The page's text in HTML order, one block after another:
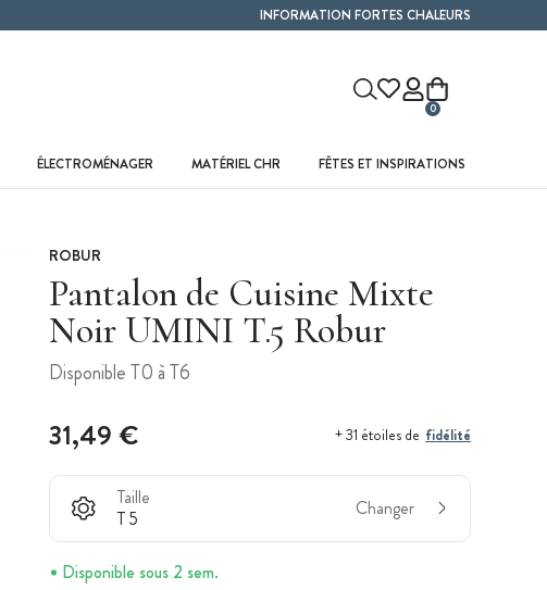
INFORMATION FORTES CHALEURS
0
ÉLECTROMÉNAGER MATÉRIEL CHR FÊTES ET INSPIRATIONS
ROBUR
Pantalon de Cuisine Mixte
Noir UMINI T.5 Robur
Disponible T0 à T6
31,49 € + 31 étoiles de fidélité
Taille
T 5
Changer
Disponible sous 2 sem.